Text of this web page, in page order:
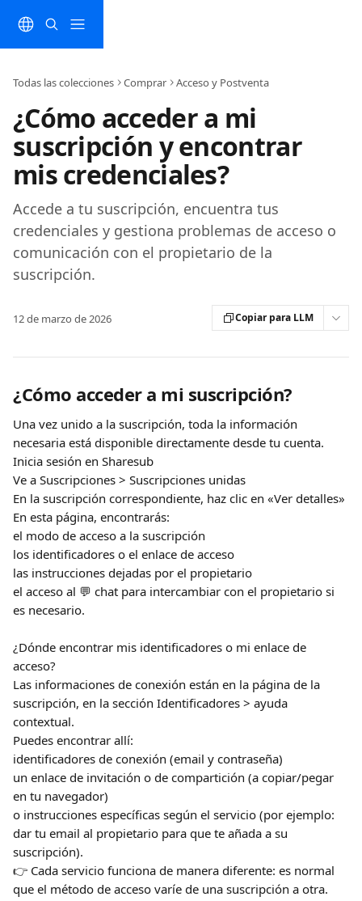
Todas las colecciones Comprar Acceso y Postventa
¿Cómo acceder a mi
suscripción y encontrar
mis credenciales?
Accede a tu suscripción, encuentra tus
credenciales y gestiona problemas de acceso o
comunicación con el propietario de la
suscripción.
12 de marzo de 2026 Copiar para LLM
¿Cómo acceder a mi suscripción?
Una vez unido a la suscripción, toda la información
necesaria está disponible directamente desde tu cuenta.
Inicia sesión en Sharesub
Ve a Suscripciones > Suscripciones unidas
En la suscripción correspondiente, haz clic en «Ver detalles»
En esta página, encontrarás:
el modo de acceso a la suscripción
los identificadores o el enlace de acceso
las instrucciones dejadas por el propietario
el acceso al 💬 chat para intercambiar con el propietario si
es necesario.
¿Dónde encontrar mis identificadores o mi enlace de
acceso?
Las informaciones de conexión están en la página de la
suscripción, en la sección Identificadores > ayuda
contextual.
Puedes encontrar allí:
identificadores de conexión (email y contraseña)
un enlace de invitación o de compartición (a copiar/pegar
en tu navegador)
o instrucciones específicas según el servicio (por ejemplo:
dar tu email al propietario para que te añada a su
suscripción).
👉 Cada servicio funciona de manera diferente: es normal
que el método de acceso varíe de una suscripción a otra.